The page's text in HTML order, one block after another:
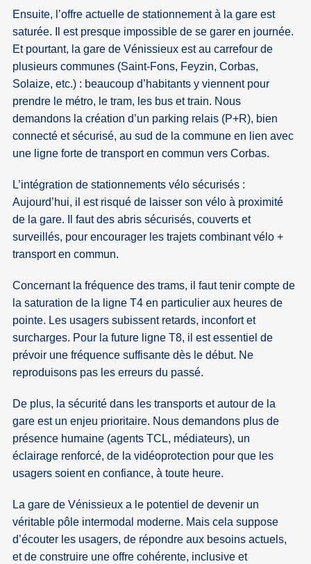
Ensuite, l’offre actuelle de stationnement à la gare est
saturée. Il est presque impossible de se garer en journée.
Et pourtant, la gare de Vénissieux est au carrefour de
plusieurs communes (Saint-Fons, Feyzin, Corbas,
Solaize, etc.) : beaucoup d’habitants y viennent pour
prendre le métro, le tram, les bus et train. Nous
demandons la création d’un parking relais (P+R), bien
connecté et sécurisé, au sud de la commune en lien avec
une ligne forte de transport en commun vers Corbas.
L’intégration de stationnements vélo sécurisés :
Aujourd’hui, il est risqué de laisser son vélo à proximité
de la gare. Il faut des abris sécurisés, couverts et
surveillés, pour encourager les trajets combinant vélo +
transport en commun.
Concernant la fréquence des trams, il faut tenir compte de
la saturation de la ligne T4 en particulier aux heures de
pointe. Les usagers subissent retards, inconfort et
surcharges. Pour la future ligne T8, il est essentiel de
prévoir une fréquence suffisante dès le début. Ne
reproduisons pas les erreurs du passé.
De plus, la sécurité dans les transports et autour de la
gare est un enjeu prioritaire. Nous demandons plus de
présence humaine (agents TCL, médiateurs), un
éclairage renforcé, de la vidéoprotection pour que les
usagers soient en confiance, à toute heure.
La gare de Vénissieux a le potentiel de devenir un
véritable pôle intermodal moderne. Mais cela suppose
d’écouter les usagers, de répondre aux besoins actuels,
et de construire une offre cohérente, inclusive et